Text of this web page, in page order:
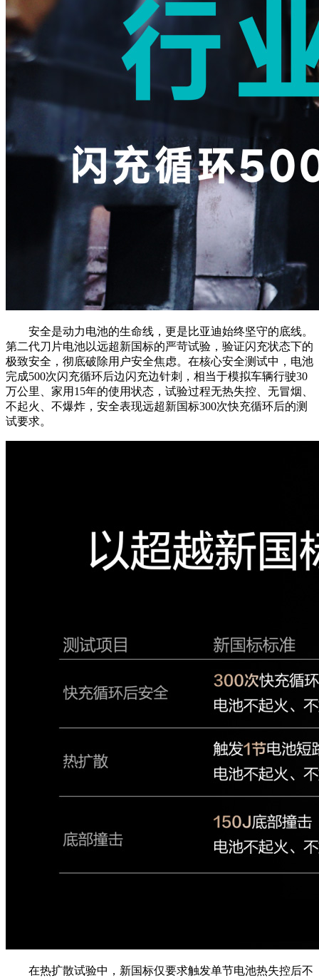
安全是动力电池的生命线，更是比亚迪始终坚守的底线。
第二代刀片电池以远超新国标的严苛试验，验证闪充状态下的
极致安全，彻底破除用户安全焦虑。在核心安全测试中，电池
完成500次闪充循环后边闪充边针刺，相当于模拟车辆行驶30
万公里、家用15年的使用状态，试验过程无热失控、无冒烟、
不起火、不爆炸，安全表现远超新国标300次快充循环后的测
试要求。
在热扩散试验中，新国标仅要求触发单节电池热失控后不